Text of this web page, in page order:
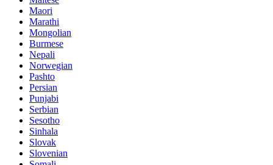
Maori
Marathi
Mongolian
Burmese
Nepali
Norwegian
Pashto
Persian
Punjabi
Serbian
Sesotho
Sinhala
Slovak
Slovenian